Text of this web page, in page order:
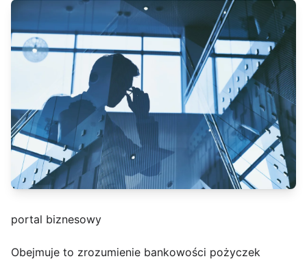
portal biznesowy
Obejmuje to zrozumienie bankowości pożyczek